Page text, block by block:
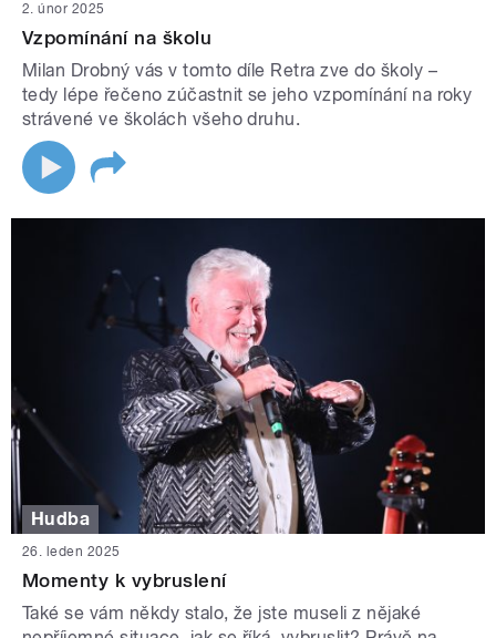
2. únor 2025
Vzpomínání na školu
Milan Drobný vás v tomto díle Retra zve do školy –
tedy lépe řečeno zúčastnit se jeho vzpomínání na roky
strávené ve školách všeho druhu.
Hudba
26. leden 2025
Momenty k vybruslení
Také se vám někdy stalo, že jste museli z nějaké